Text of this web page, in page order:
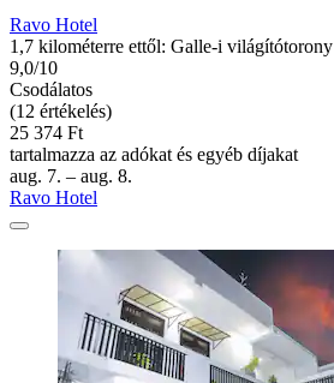
Ravo Hotel
1,7 kilométerre ettől: Galle-i világítótorony
9,0/10
Csodálatos
(12 értékelés)
25 374 Ft
tartalmazza az adókat és egyéb díjakat
aug. 7. – aug. 8.
Ravo Hotel